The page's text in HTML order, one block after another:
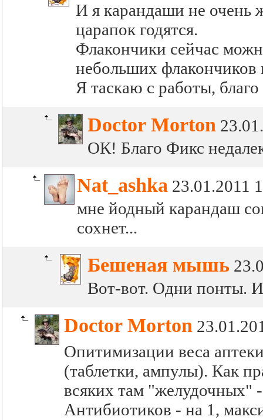
И я карандаши не очень
царапок годятся.
Флакончики сейчас
небольших флакончиков
Я таскаю с работы,
Doctor Morton
ОК! Благо Фикс
Nat_ashka 23.01.2011
мне йодный карандаш
сохнет...
Бешеная мышь
Вот-вот. Одни понты. И
Doctor Morton
Опитимизации веса
(таблетки, ампулы). Как
всяких там "желудочных"
Антибиотиков - на 1,